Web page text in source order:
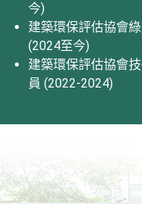
今)
建築環保評估協會
(2024至今)
建築環保評估協會
員 (2022-2024)